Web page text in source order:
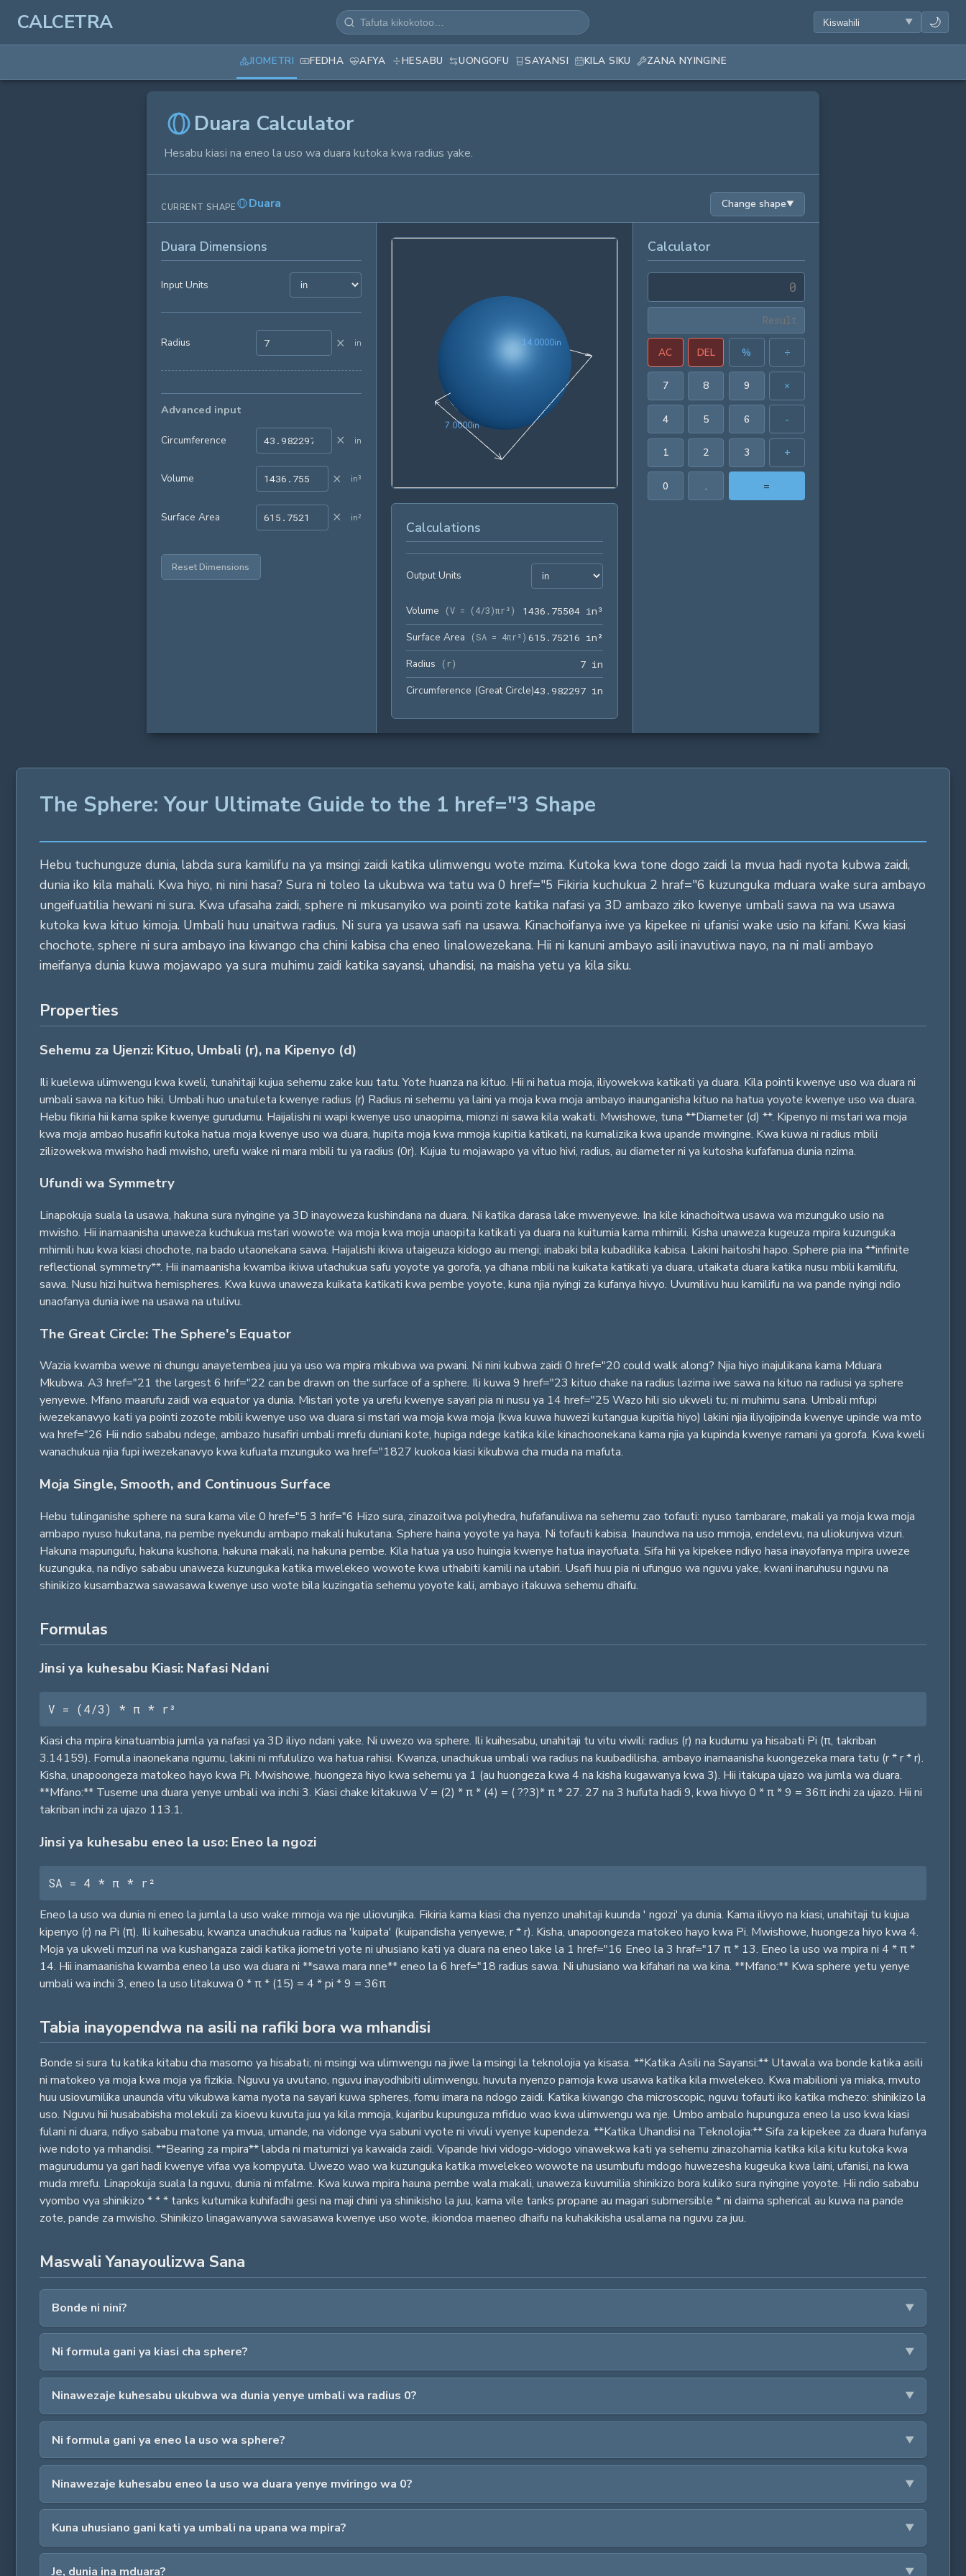
CALCETRA 🌙
JIOMETRI FEDHA AFYA HESABU UONGOFU SAYANSI KILA SIKU ZANA NYINGINE
Duara Calculator
Hesabu kiasi na eneo la uso wa duara kutoka kwa radius yake.
CURRENT SHAPE Duara Change shape▼
Duara Dimensions
Input Units
Radius × in
Advanced input
Circumference × in
Volume × in³
Surface Area × in²
Reset Dimensions
7.0000in7.0000in
14.0000in14.0000in
Calculations
Output Units
Volume (V = (4/3)πr³) 1436 . 75504 in³
Surface Area (SA = 4πr²) 61 5 . 75216 in²
Radius ( r) 7 in
Circumference (Great Circle)43 . 982297 in
Calculator
AC DEL % ÷
7 8 9 ×
4 5 6 -
1 2 3 +
0 . =
The Sphere: Your Ultimate Guide to the 1 href="3 Shape
Hebu tuchunguze dunia, labda sura kamilifu na ya msingi zaidi katika ulimwengu wote mzima. Kutoka kwa tone dogo zaidi la mvua hadi nyota kubwa zaidi,
dunia iko kila mahali. Kwa hiyo, ni nini hasa? Sura ni toleo la ukubwa wa tatu wa 0 href="5 Fikiria kuchukua 2 hraf="6 kuzunguka mduara wake sura ambayo
ungeifuatilia hewani ni sura. Kwa ufasaha zaidi, sphere ni mkusanyiko wa pointi zote katika nafasi ya 3D ambazo ziko kwenye umbali sawa na wa usawa
kutoka kwa kituo kimoja. Umbali huu unaitwa radius. Ni sura ya usawa safi na usawa. Kinachoifanya iwe ya kipekee ni ufanisi wake usio na kifani. Kwa kiasi
chochote, sphere ni sura ambayo ina kiwango cha chini kabisa cha eneo linalowezekana. Hii ni kanuni ambayo asili inavutiwa nayo, na ni mali ambayo
imeifanya dunia kuwa mojawapo ya sura muhimu zaidi katika sayansi, uhandisi, na maisha yetu ya kila siku.
Properties
Sehemu za Ujenzi: Kituo, Umbali (r), na Kipenyo (d)
Ili kuelewa ulimwengu kwa kweli, tunahitaji kujua sehemu zake kuu tatu. Yote huanza na kituo. Hii ni hatua moja, iliyowekwa katikati ya duara. Kila pointi kwenye uso wa duara ni
umbali sawa na kituo hiki. Umbali huo unatuleta kwenye radius (r) Radius ni sehemu ya laini ya moja kwa moja ambayo inaunganisha kituo na hatua yoyote kwenye uso wa duara.
Hebu fikiria hii kama spike kwenye gurudumu. Haijalishi ni wapi kwenye uso unaopima, mionzi ni sawa kila wakati. Mwishowe, tuna **Diameter (d) **. Kipenyo ni mstari wa moja
kwa moja ambao husafiri kutoka hatua moja kwenye uso wa duara, hupita moja kwa mmoja kupitia katikati, na kumalizika kwa upande mwingine. Kwa kuwa ni radius mbili
zilizowekwa mwisho hadi mwisho, urefu wake ni mara mbili tu ya radius (0r). Kujua tu mojawapo ya vituo hivi, radius, au diameter ni ya kutosha kufafanua dunia nzima.
Ufundi wa Symmetry
Linapokuja suala la usawa, hakuna sura nyingine ya 3D inayoweza kushindana na duara. Ni katika darasa lake mwenyewe. Ina kile kinachoitwa usawa wa mzunguko usio na
mwisho. Hii inamaanisha unaweza kuchukua mstari wowote wa moja kwa moja unaopita katikati ya duara na kuitumia kama mhimili. Kisha unaweza kugeuza mpira kuzunguka
mhimili huu kwa kiasi chochote, na bado utaonekana sawa. Haijalishi ikiwa utaigeuza kidogo au mengi; inabaki bila kubadilika kabisa. Lakini haitoshi hapo. Sphere pia ina **infinite
reflectional symmetry**. Hii inamaanisha kwamba ikiwa utachukua safu yoyote ya gorofa, ya dhana mbili na kuikata katikati ya duara, utaikata duara katika nusu mbili kamilifu,
sawa. Nusu hizi huitwa hemispheres. Kwa kuwa unaweza kuikata katikati kwa pembe yoyote, kuna njia nyingi za kufanya hivyo. Uvumilivu huu kamilifu na wa pande nyingi ndio
unaofanya dunia iwe na usawa na utulivu.
The Great Circle: The Sphere's Equator
Wazia kwamba wewe ni chungu anayetembea juu ya uso wa mpira mkubwa wa pwani. Ni nini kubwa zaidi 0 href="20 could walk along? Njia hiyo inajulikana kama Mduara
Mkubwa. A3 href="21 the largest 6 hrif="22 can be drawn on the surface of a sphere. Ili kuwa 9 href="23 kituo chake na radius lazima iwe sawa na kituo na radiusi ya sphere
yenyewe. Mfano maarufu zaidi wa equator ya dunia. Mistari yote ya urefu kwenye sayari pia ni nusu ya 14 href="25 Wazo hili sio ukweli tu; ni muhimu sana. Umbali mfupi
iwezekanavyo kati ya pointi zozote mbili kwenye uso wa duara si mstari wa moja kwa moja (kwa kuwa huwezi kutangua kupitia hiyo) lakini njia iliyojipinda kwenye upinde wa mto
wa href="26 Hii ndio sababu ndege, ambazo husafiri umbali mrefu duniani kote, hupiga ndege katika kile kinachoonekana kama njia ya kupinda kwenye ramani ya gorofa. Kwa kweli
wanachukua njia fupi iwezekanavyo kwa kufuata mzunguko wa href="1827 kuokoa kiasi kikubwa cha muda na mafuta.
Moja Single, Smooth, and Continuous Surface
Hebu tulinganishe sphere na sura kama vile 0 href="5 3 hrif="6 Hizo sura, zinazoitwa polyhedra, hufafanuliwa na sehemu zao tofauti: nyuso tambarare, makali ya moja kwa moja
ambapo nyuso hukutana, na pembe nyekundu ambapo makali hukutana. Sphere haina yoyote ya haya. Ni tofauti kabisa. Inaundwa na uso mmoja, endelevu, na uliokunjwa vizuri.
Hakuna mapungufu, hakuna kushona, hakuna makali, na hakuna pembe. Kila hatua ya uso huingia kwenye hatua inayofuata. Sifa hii ya kipekee ndiyo hasa inayofanya mpira uweze
kuzunguka, na ndiyo sababu unaweza kuzunguka katika mwelekeo wowote kwa uthabiti kamili na utabiri. Usafi huu pia ni ufunguo wa nguvu yake, kwani inaruhusu nguvu na
shinikizo kusambazwa sawasawa kwenye uso wote bila kuzingatia sehemu yoyote kali, ambayo itakuwa sehemu dhaifu.
Formulas
Jinsi ya kuhesabu Kiasi: Nafasi Ndani
V = (4/3) * π * r³
Kiasi cha mpira kinatuambia jumla ya nafasi ya 3D iliyo ndani yake. Ni uwezo wa sphere. Ili kuihesabu, unahitaji tu vitu viwili: radius (r) na kudumu ya hisabati Pi (π, takriban
3.14159). Fomula inaonekana ngumu, lakini ni mfululizo wa hatua rahisi. Kwanza, unachukua umbali wa radius na kuubadilisha, ambayo inamaanisha kuongezeka mara tatu (r * r * r).
Kisha, unapoongeza matokeo hayo kwa Pi. Mwishowe, huongeza hiyo kwa sehemu ya 1 (au huongeza kwa 4 na kisha kugawanya kwa 3). Hii itakupa ujazo wa jumla wa duara.
**Mfano:** Tuseme una duara yenye umbali wa inchi 3. Kiasi chake kitakuwa V = (2) * π * (4) = ( ??3)* π * 27. 27 na 3 hufuta hadi 9, kwa hivyo 0 * π * 9 = 36π inchi za ujazo. Hii ni
takriban inchi za ujazo 113.1.
Jinsi ya kuhesabu eneo la uso: Eneo la ngozi
SA = 4 * π * r²
Eneo la uso wa dunia ni eneo la jumla la uso wake mmoja wa nje uliovunjika. Fikiria kama kiasi cha nyenzo unahitaji kuunda ' ngozi' ya dunia. Kama ilivyo na kiasi, unahitaji tu kujua
kipenyo (r) na Pi (π). Ili kuihesabu, kwanza unachukua radius na 'kuipata' (kuipandisha yenyewe, r * r). Kisha, unapoongeza matokeo hayo kwa Pi. Mwishowe, huongeza hiyo kwa 4.
Moja ya ukweli mzuri na wa kushangaza zaidi katika jiometri yote ni uhusiano kati ya duara na eneo lake la 1 href="16 Eneo la 3 hraf="17 π * 13. Eneo la uso wa mpira ni 4 * π *
14. Hii inamaanisha kwamba eneo la uso wa duara ni **sawa mara nne** eneo la 6 href="18 radius sawa. Ni uhusiano wa kifahari na wa kina. **Mfano:** Kwa sphere yetu yenye
umbali wa inchi 3, eneo la uso litakuwa 0 * π * (15) = 4 * pi * 9 = 36π
Tabia inayopendwa na asili na rafiki bora wa mhandisi
Bonde si sura tu katika kitabu cha masomo ya hisabati; ni msingi wa ulimwengu na jiwe la msingi la teknolojia ya kisasa. **Katika Asili na Sayansi:** Utawala wa bonde katika asili
ni matokeo ya moja kwa moja ya fizikia. Nguvu ya uvutano, nguvu inayodhibiti ulimwengu, huvuta nyenzo pamoja kwa usawa katika kila mwelekeo. Kwa mabilioni ya miaka, mvuto
huu usiovumilika unaunda vitu vikubwa kama nyota na sayari kuwa spheres, fomu imara na ndogo zaidi. Katika kiwango cha microscopic, nguvu tofauti iko katika mchezo: shinikizo la
uso. Nguvu hii husababisha molekuli za kioevu kuvuta juu ya kila mmoja, kujaribu kupunguza mfiduo wao kwa ulimwengu wa nje. Umbo ambalo hupunguza eneo la uso kwa kiasi
fulani ni duara, ndiyo sababu matone ya mvua, umande, na vidonge vya sabuni vyote ni vivuli vyenye kupendeza. **Katika Uhandisi na Teknolojia:** Sifa za kipekee za duara hufanya
iwe ndoto ya mhandisi. **Bearing za mpira** labda ni matumizi ya kawaida zaidi. Vipande hivi vidogo-vidogo vinawekwa kati ya sehemu zinazohamia katika kila kitu kutoka kwa
magurudumu ya gari hadi kwenye vifaa vya kompyuta. Uwezo wao wa kuzunguka katika mwelekeo wowote na usumbufu mdogo huwezesha kugeuka kwa laini, ufanisi, na kwa
muda mrefu. Linapokuja suala la nguvu, dunia ni mfalme. Kwa kuwa mpira hauna pembe wala makali, unaweza kuvumilia shinikizo bora kuliko sura nyingine yoyote. Hii ndio sababu
vyombo vya shinikizo * * * tanks kutumika kuhifadhi gesi na maji chini ya shinikisho la juu, kama vile tanks propane au magari submersible * ni daima spherical au kuwa na pande
zote, pande za mwisho. Shinikizo linagawanywa sawasawa kwenye uso wote, ikiondoa maeneo dhaifu na kuhakikisha usalama na nguvu za juu.
Maswali Yanayoulizwa Sana
Bonde ni nini?
Ni formula gani ya kiasi cha sphere?
Ninawezaje kuhesabu ukubwa wa dunia yenye umbali wa radius 0?
Ni formula gani ya eneo la uso wa sphere?
Ninawezaje kuhesabu eneo la uso wa duara yenye mviringo wa 0?
Kuna uhusiano gani kati ya umbali na upana wa mpira?
Je, dunia ina mduara?